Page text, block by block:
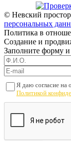
© Невский
персональных
Политика в
Создание и
Заполните форму
Я даю согласие на
Политикой